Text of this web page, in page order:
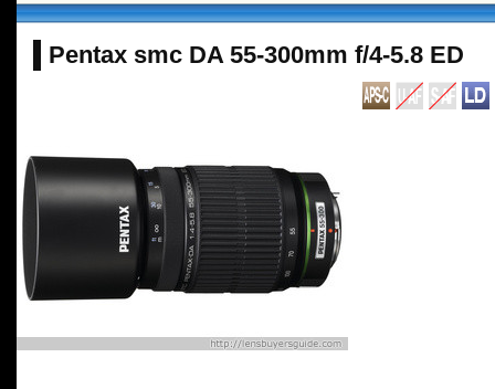
Pentax smc DA 55-300mm f/4-5.8 ED